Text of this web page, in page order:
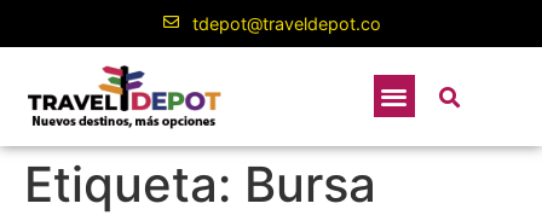
tdepot@traveldepot.co
Etiqueta: Bursa